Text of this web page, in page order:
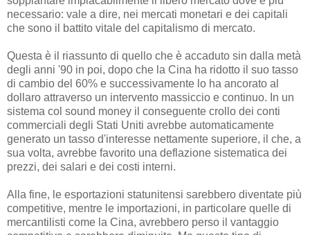
necessario: vale a dire, nei mercati monetari e dei capitali
che sono il battito vitale del capitalismo di mercato.
Questa è il riassunto di quello che è accaduto sin dalla metà
degli anni '90 in poi, dopo che la Cina ha ridotto il suo tasso
di cambio del 60% e successivamente lo ha ancorato al
dollaro attraverso un intervento massiccio e continuo. In un
sistema col sound money il conseguente crollo dei conti
commerciali degli Stati Uniti avrebbe automaticamente
generato un tasso d'interesse nettamente superiore, il che, a
sua volta, avrebbe favorito una deflazione sistematica dei
prezzi, dei salari e dei costi interni.
Alla fine, le esportazioni statunitensi sarebbero diventate più
competitive, mentre le importazioni, in particolare quelle di
mercantilisti come la Cina, avrebbero perso il vantaggio